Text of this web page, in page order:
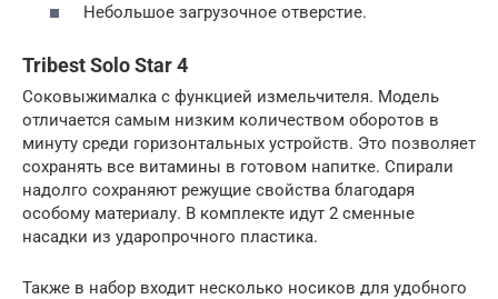
Небольшое загрузочное отверстие.
Tribest Solo Star 4
Соковыжималка с функцией измельчителя. Модель
отличается самым низким количеством оборотов в
минуту среди горизонтальных устройств. Это позволяет
сохранять все витамины в готовом напитке. Спирали
надолго сохраняют режущие свойства благодаря
особому материалу. В комплекте идут 2 сменные
насадки из ударопрочного пластика.
Также в набор входит несколько носиков для удобного